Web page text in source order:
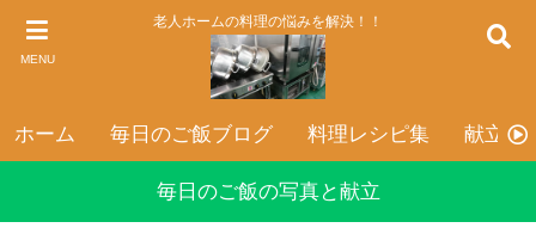
MENU
老人ホームの料理の悩みを解決！！
ホーム 毎日のご飯ブログ 料理レシピ集 献立表
毎日のご飯の写真と献立